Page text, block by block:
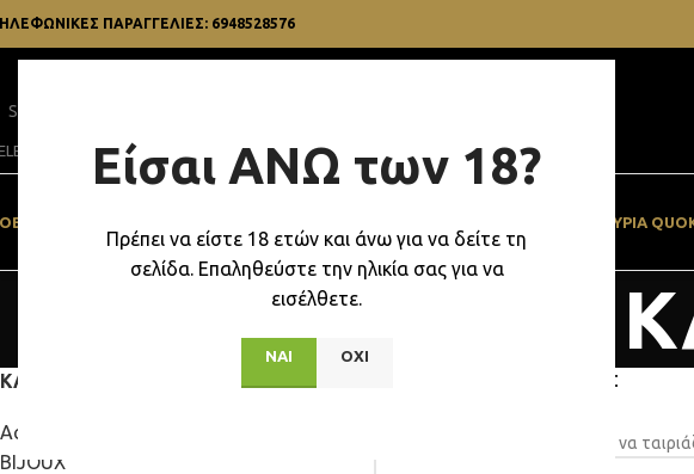
Είσαι ΑΝΩ των 18?
Πρέπει να είστε 18 ετών και άνω για να δείτε τη
σελίδα. Επαληθεύστε την ηλικία σας για να
εισέλθετε.
ΝΑΙ ΟΧΙ
ΠΑΡΑΓΓΕΛΙΕΣ: 6948528576
CATEGORY
STUFF ΠΑΓΟΥΡΙΑ
CBD
ΚΑΤΗΓΟΡΙΕΣ ΠΡΟΪΟΝΤΩΝ
Accessories
BIJOUX
CBD ΚΑΝΝΑΒΗΣ
Δεν βρέθηκε κανένα προϊόν που να